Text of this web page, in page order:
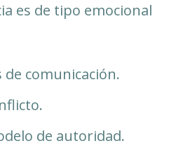
es de tipo emocional
comunicación.
de autoridad.